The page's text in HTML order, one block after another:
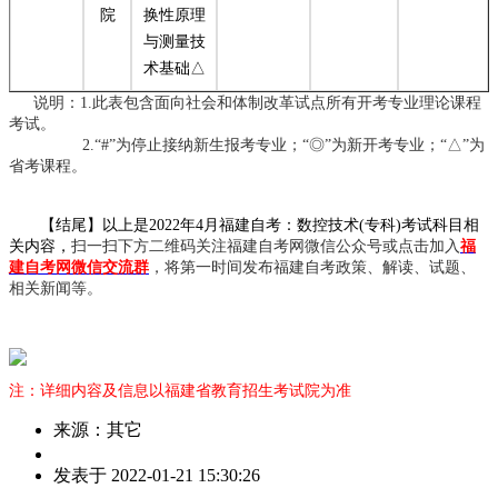
院
换性原理
与测量技
术基础△
说明：1.此表包含面向社会和体制改革试点所有开考专业理论课程
考试。
2.“#”为停止接纳新生报考专业；“◎”为新开考专业；“△”为
省考课程。
【结尾】以上是2022年4月福建自考：数控技术(专科)考试科目相
关内容， 扫一扫下方二维码关注福建自考网微信公众号或点击加入福
建自考网微信交流群 ，将第一时间发布福建自考政策、解读、试题、
相关新闻等。
注：详细内容及信息以福建省教育招生考试院为准
来源：其它
者：
发表于 2022-01-21 15:30:26